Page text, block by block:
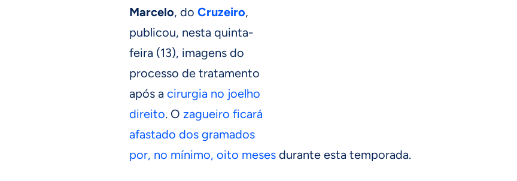
Marcelo, do Cruzeiro,
publicou, nesta quinta-
feira (13), imagens do
processo de tratamento
após a cirurgia no joelho
direito. O zagueiro ficará
afastado dos gramados
por, no mínimo, oito meses durante esta temporada.